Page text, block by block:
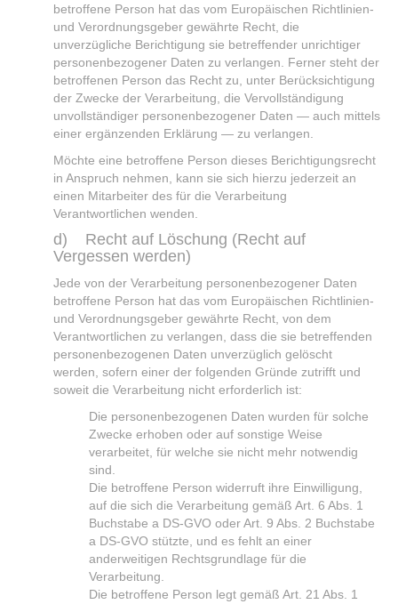
betroffene Person hat das vom Europäischen Richtlinien-
und Verordnungsgeber gewährte Recht, die
unverzügliche Berichtigung sie betreffender unrichtiger
personenbezogener Daten zu verlangen. Ferner steht der
betroffenen Person das Recht zu, unter Berücksichtigung
der Zwecke der Verarbeitung, die Vervollständigung
unvollständiger personenbezogener Daten — auch mittels
einer ergänzenden Erklärung — zu verlangen.
Möchte eine betroffene Person dieses Berichtigungsrecht
in Anspruch nehmen, kann sie sich hierzu jederzeit an
einen Mitarbeiter des für die Verarbeitung
Verantwortlichen wenden.
d) Recht auf Löschung (Recht auf
Vergessen werden)
Jede von der Verarbeitung personenbezogener Daten
betroffene Person hat das vom Europäischen Richtlinien-
und Verordnungsgeber gewährte Recht, von dem
Verantwortlichen zu verlangen, dass die sie betreffenden
personenbezogenen Daten unverzüglich gelöscht
werden, sofern einer der folgenden Gründe zutrifft und
soweit die Verarbeitung nicht erforderlich ist:
Die personenbezogenen Daten wurden für solche
Zwecke erhoben oder auf sonstige Weise
verarbeitet, für welche sie nicht mehr notwendig
sind.
Die betroffene Person widerruft ihre Einwilligung,
auf die sich die Verarbeitung gemäß Art. 6 Abs. 1
Buchstabe a DS-GVO oder Art. 9 Abs. 2 Buchstabe
a DS-GVO stützte, und es fehlt an einer
anderweitigen Rechtsgrundlage für die
Verarbeitung.
Die betroffene Person legt gemäß Art. 21 Abs. 1